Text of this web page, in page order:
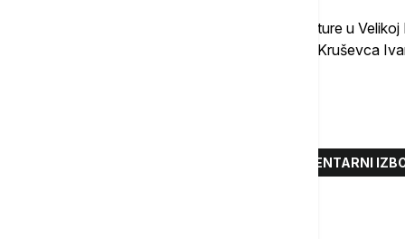
Vučevića, Gašića i Glišića je kod doma kulture u
nosili srpske zastave, kao i gradonačelnik Kruševca
PARLAMENTARNI